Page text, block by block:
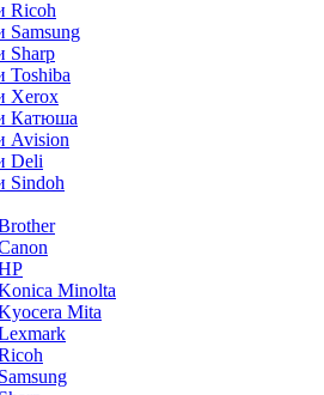
Ricoh
Samsung
Sharp
Toshiba
Xerox
Катюша
Avision
Deli
Sindoh
Minolta
Mita